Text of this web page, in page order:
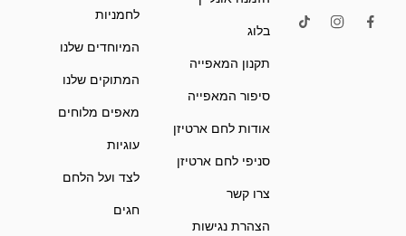
בלוג
תקנון המאפייה
סיפור המאפייה
אודות לחם ארטיזן
סניפי לחם ארטיזן
צרו קשר
הצהרת נגישות
לחמניות
המיוחדים שלנו
המתוקים שלנו
מאפים מלוחים
עוגיות
לצד ועל הלחם
חגים